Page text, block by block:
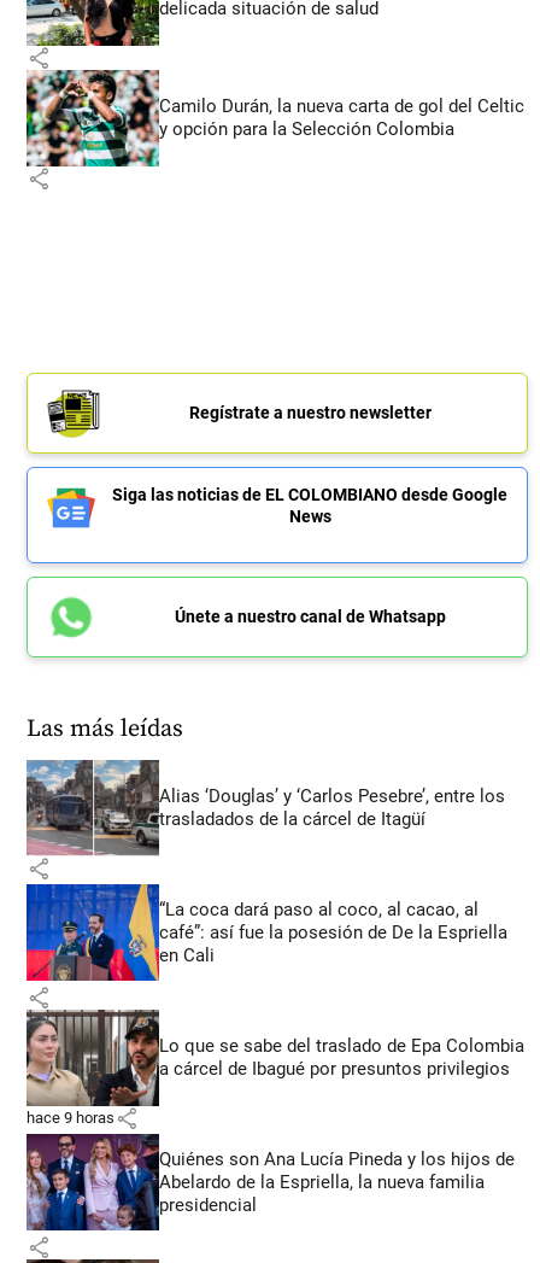
delicada situación de salud
share
Camilo Durán, la nueva carta de gol del Celtic
y opción para la Selección Colombia
share
Regístrate a nuestro newsletter
Siga las noticias de EL COLOMBIANO desde Google
News
Únete a nuestro canal de Whatsapp
Las más leídas
Alias ‘Douglas’ y ‘Carlos Pesebre’, entre los
trasladados de la cárcel de Itagüí
share
“La coca dará paso al coco, al cacao, al
café”: así fue la posesión de De la Espriella
en Cali
share
Lo que se sabe del traslado de Epa Colombia
a cárcel de Ibagué por presuntos privilegios
hace 9 horas share
Quiénes son Ana Lucía Pineda y los hijos de
Abelardo de la Espriella, la nueva familia
presidencial
share